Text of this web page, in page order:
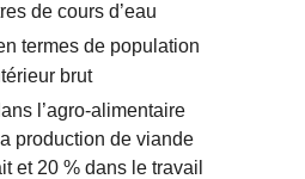
de cours d’eau
termes de population
brut
l’agro-alimentaire
production de viande
et 20 % dans le travail